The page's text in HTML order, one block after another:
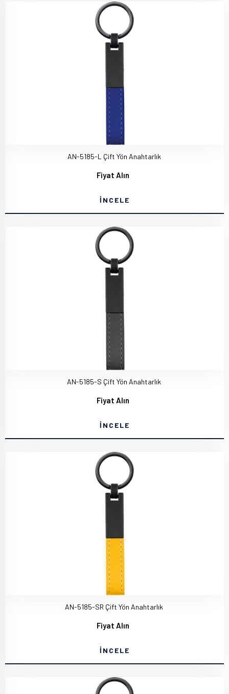
AN-5185-L Çift Yön Anahtarlık
Fiyat Alın
İNCELE
AN-5185-S Çift Yön Anahtarlık
Fiyat Alın
İNCELE
AN-5185-SR Çift Yön Anahtarlık
Fiyat Alın
İNCELE